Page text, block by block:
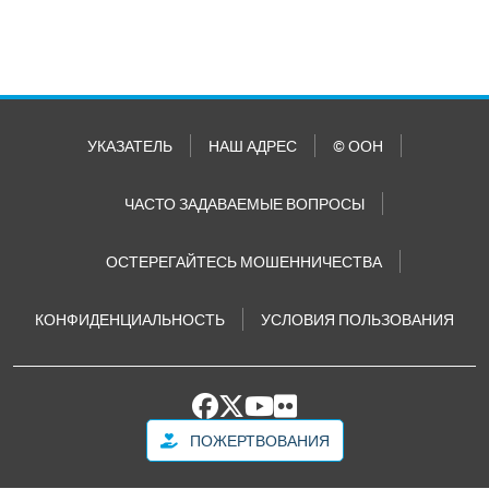
УКАЗАТЕЛЬ НАШ АДРЕС © ООН
ЧАСТО ЗАДАВАЕМЫЕ ВОПРОСЫ
ОСТЕРЕГАЙТЕСЬ МОШЕННИЧЕСТВА
КОНФИДЕНЦИАЛЬНОСТЬ УСЛОВИЯ ПОЛЬЗОВАНИЯ
ПОЖЕРТВОВАНИЯ